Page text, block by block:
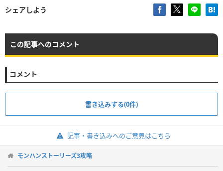
シェアしよう
この記事へのコメント
コメント
書き込みする(0件)
記事・書き込みへのご意見はこちら
モンハンストーリーズ3攻略